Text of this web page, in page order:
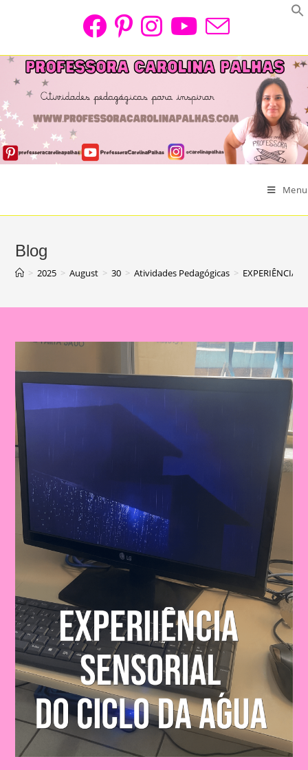
Menu
Blog
> 2025 > August > 30 > Atividades Pedagógicas > EXPERIÊNCIA